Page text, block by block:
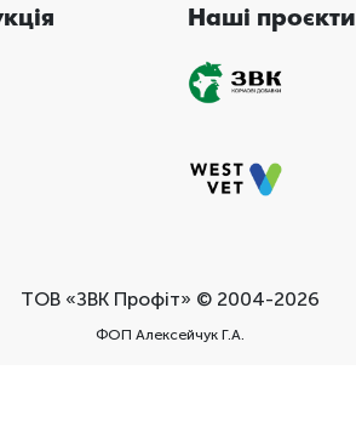
Наші проєкти
ТОВ «ЗВК Профіт» © 2004-2026
ФОП Алексейчук Г.А.